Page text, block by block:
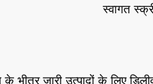
स्वागत
जारी उत्पादों के लिए